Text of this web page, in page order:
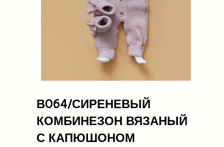
В064/СИРЕНЕВЫЙ
КОМБИНЕЗОН ВЯЗАНЫЙ
С КАПЮШОНОМ